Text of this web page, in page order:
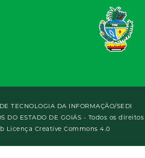
TECNOLOGIA DA INFORMAÇÃO/SEDI
DO ESTADO DE GOIÁS - Todos os direitos
Licença Creative Commons 4.0